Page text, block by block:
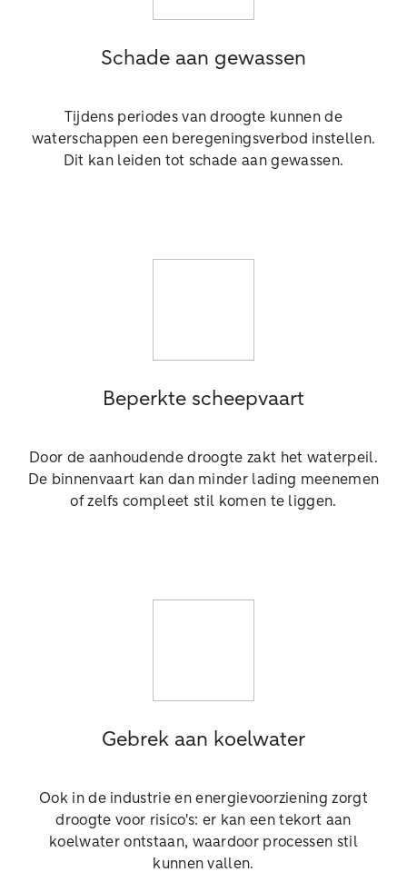
Schade aan gewassen
Tijdens periodes van droogte kunnen de
waterschappen een beregeningsverbod instellen.
Dit kan leiden tot schade aan gewassen.
Beperkte scheepvaart
Door de aanhoudende droogte zakt het waterpeil.
De binnenvaart kan dan minder lading meenemen
of zelfs compleet stil komen te liggen.
Gebrek aan koelwater
Ook in de industrie en energievoorziening zorgt
droogte voor risico's: er kan een tekort aan
koelwater ontstaan, waardoor processen stil
kunnen vallen.